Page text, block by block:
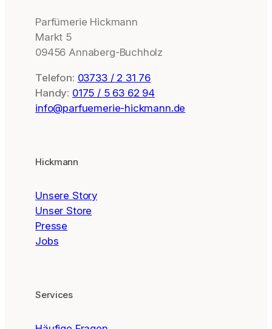
Parfümerie Hickmann
Markt 5
09456 Annaberg-Buchholz
Telefon: 03733 / 2 31 76
Handy: 0175 / 5 63 62 94
info@parfuemerie-hickmann.de
Hickmann
Unsere Story
Unser Store
Presse
Jobs
Services